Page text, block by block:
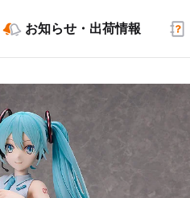
お知らせ・出荷情報